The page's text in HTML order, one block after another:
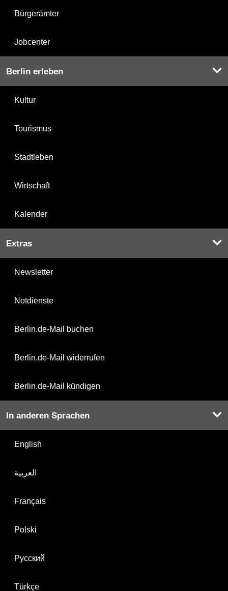
Bürgerämter
Jobcenter
Berlin erleben
Kultur
Tourismus
Stadtleben
Wirtschaft
Kalender
Extras
Newsletter
Notdienste
Berlin.de-Mail buchen
Berlin.de-Mail widerrufen
Berlin.de-Mail kündigen
In anderen Sprachen
English
العربية
Français
Polski
Русский
Türkçe